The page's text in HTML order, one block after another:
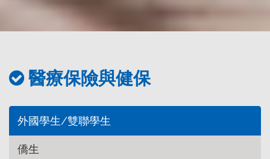
醫療保險與健保
外國學生/雙聯學生
僑生